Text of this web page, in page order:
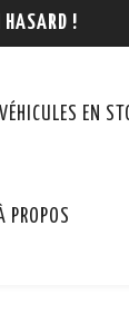
HASARD !
VÉHICULES EN
PROPOS